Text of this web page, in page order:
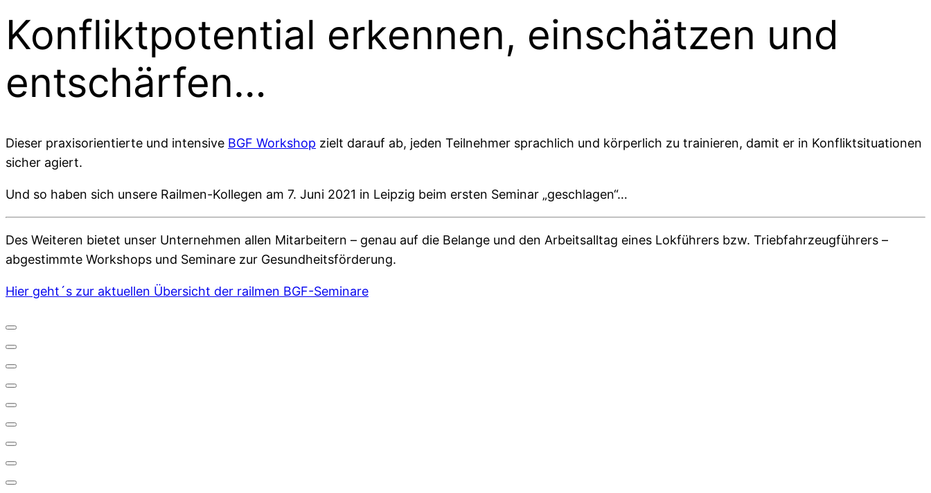
Konfliktpotential erkennen, einschätzen und
entschärfen…
Dieser praxisorientierte und intensive BGF Workshop zielt darauf ab, jeden Teilnehmer sprachlich und körperlich zu trainieren, damit er in Konfliktsituationen
sicher agiert.
Und so haben sich unsere Railmen-Kollegen am 7. Juni 2021 in Leipzig beim ersten Seminar „geschlagen“…
Des Weiteren bietet unser Unternehmen allen Mitarbeitern – genau auf die Belange und den Arbeitsalltag eines Lokführers bzw. Triebfahrzeugführers –
abgestimmte Workshops und Seminare zur Gesundheitsförderung.
Hier geht´s zur aktuellen Übersicht der railmen BGF-Seminare